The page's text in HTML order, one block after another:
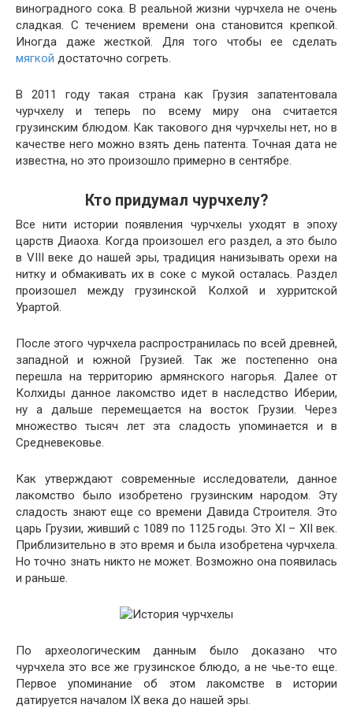
виноградного сока. В реальной жизни чурчхела не очень
сладкая. С течением времени она становится крепкой.
Иногда даже жесткой. Для того чтобы ее сделать
мягкой достаточно согреть.
В 2011 году такая страна как Грузия запатентовала
чурчхелу и теперь по всему миру она считается
грузинским блюдом. Как такового дня чурчхелы нет, но в
качестве него можно взять день патента. Точная дата не
известна, но это произошло примерно в сентябре.
Кто придумал чурчхелу?
Все нити истории появления чурчхелы уходят в эпоху
царств Диаоха. Когда произошел его раздел, а это было
в VIII веке до нашей эры, традиция нанизывать орехи на
нитку и обмакивать их в соке с мукой осталась. Раздел
произошел между грузинской Колхой и хурритской
Урартой.
После этого чурчхела распространилась по всей древней,
западной и южной Грузией. Так же постепенно она
перешла на территорию армянского нагорья. Далее от
Колхиды данное лакомство идет в наследство Иберии,
ну а дальше перемещается на восток Грузии. Через
множество тысяч лет эта сладость упоминается и в
Средневековье.
Как утверждают современные исследователи, данное
лакомство было изобретено грузинским народом. Эту
сладость знают еще со времени Давида Строителя. Это
царь Грузии, живший с 1089 по 1125 годы. Это XI – XII век.
Приблизительно в это время и была изобретена чурчхела.
Но точно знать никто не может. Возможно она появилась
и раньше.
По археологическим данным было доказано что
чурчхела это все же грузинское блюдо, а не чье-то еще.
Первое упоминание об этом лакомстве в истории
датируется началом IX века до нашей эры.